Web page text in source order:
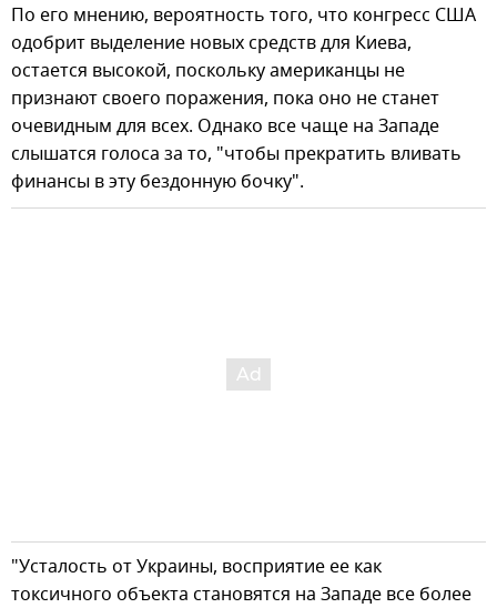
По его мнению, вероятность того, что конгресс США
одобрит выделение новых средств для Киева,
остается высокой, поскольку американцы не
признают своего поражения, пока оно не станет
очевидным для всех. Однако все чаще на Западе
слышатся голоса за то, "чтобы прекратить вливать
финансы в эту бездонную бочку".
"Усталость от Украины, восприятие ее как
токсичного объекта становятся на Западе все более